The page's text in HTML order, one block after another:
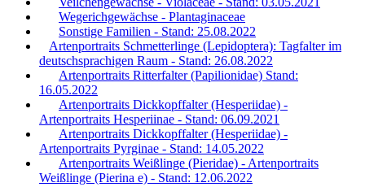
Wegerichgewächse - Plantaginaceae
Sonstige Familien - Stand: 25.08.2022
Artenportraits Schmetterlinge (Lepidoptera): Tagfalter im
deutschsprachigen Raum - Stand: 26.08.2022
Artenportraits Ritterfalter (Papilionidae) Stand:
16.05.2022
Artenportraits Dickkopffalter (Hesperiidae) -
Artenportraits Hesperiinae - Stand: 06.09.2021
Artenportraits Dickkopffalter (Hesperiidae) -
Artenportraits Pyrginae - Stand: 14.05.2022
Artenportraits Weißlinge (Pieridae) - Artenportraits
Weißlinge (Pierina e) - Stand: 12.06.2022